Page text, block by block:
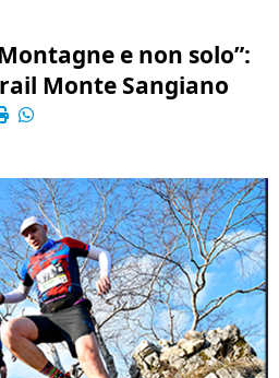
e non solo”:
Monte Sangiano